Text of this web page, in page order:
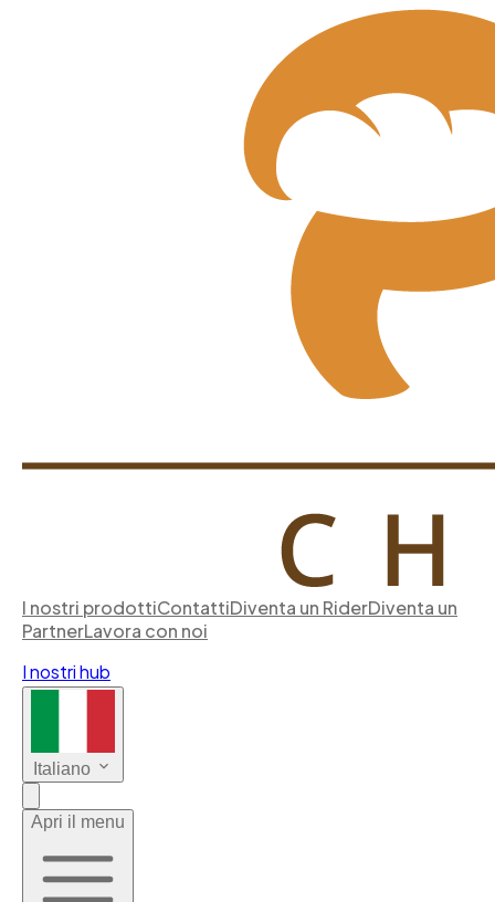
I nostri prodottiContattiDiventa un RiderDiventa un
PartnerLavora con noi
I nostri hub
Italiano
Apri il menu